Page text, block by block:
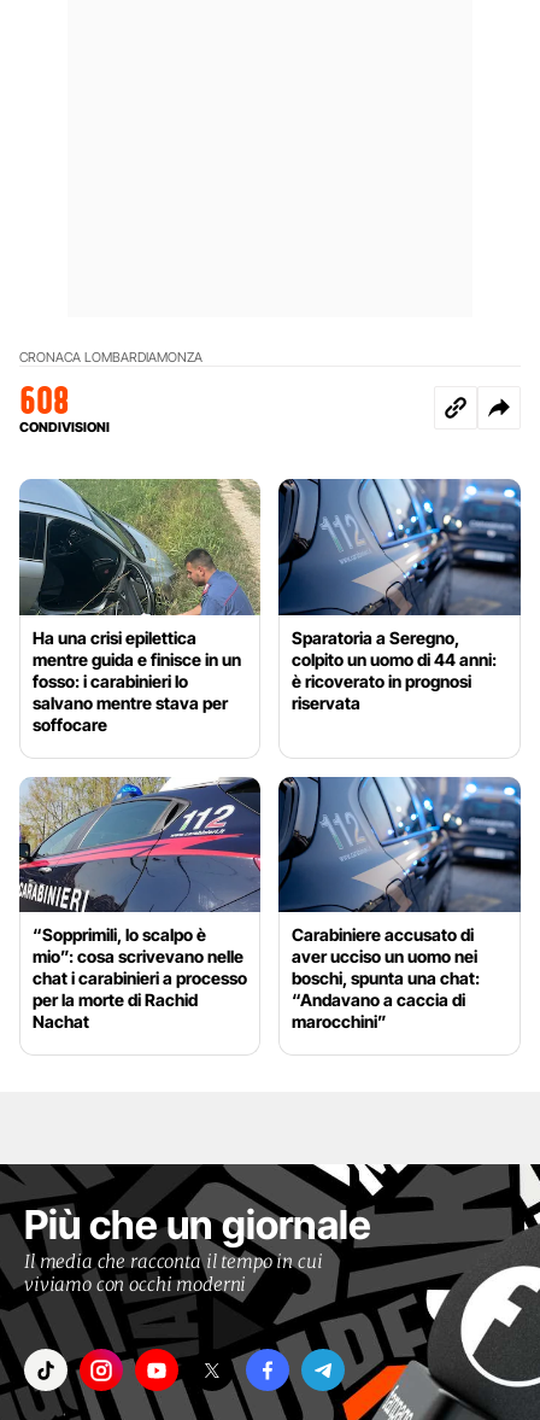
CRONACA LOMBARDIAMONZA
608
CONDIVISIONI
Ha una crisi epilettica
mentre guida e finisce in un
fosso: i carabinieri lo
salvano mentre stava per
soffocare
Sparatoria a Seregno,
colpito un uomo di 44 anni:
è ricoverato in prognosi
riservata
“Sopprimili, lo scalpo è
mio”: cosa scrivevano nelle
chat i carabinieri a processo
per la morte di Rachid
Nachat
Carabiniere accusato di
aver ucciso un uomo nei
boschi, spunta una chat:
“Andavano a caccia di
marocchini”
Più che un giornale
Il media che racconta il tempo in cui
viviamo con occhi moderni